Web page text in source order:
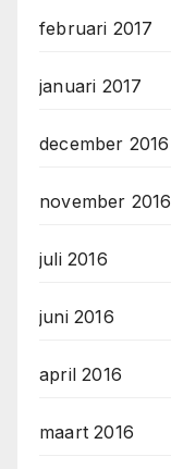
februari 2017
januari 2017
december 2016
november 2016
juli 2016
juni 2016
april 2016
maart 2016